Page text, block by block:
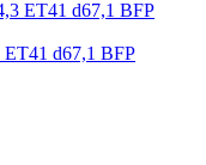
d67,1 BFP